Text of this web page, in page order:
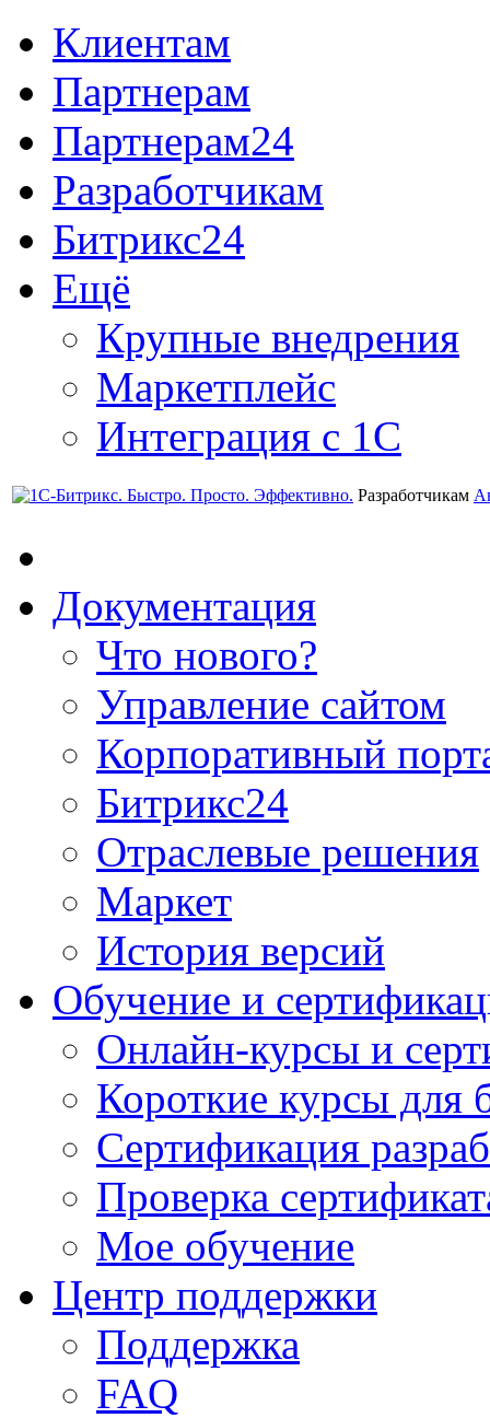
Клиентам
Партнерам
Партнерам24
Разработчикам
Битрикс24
Ещё
Крупные внедрения
Маркетплейс
Интеграция с 1С
Разработчикам
Документация
Что нового?
Управление сайтом
Корпоративный
Битрикс24
Отраслевые решения
Маркет
История версий
Обучение и
Онлайн-курсы и
Короткие курсы для
Сертификация
Проверка
Мое обучение
Центр поддержки
Поддержка
FAQ